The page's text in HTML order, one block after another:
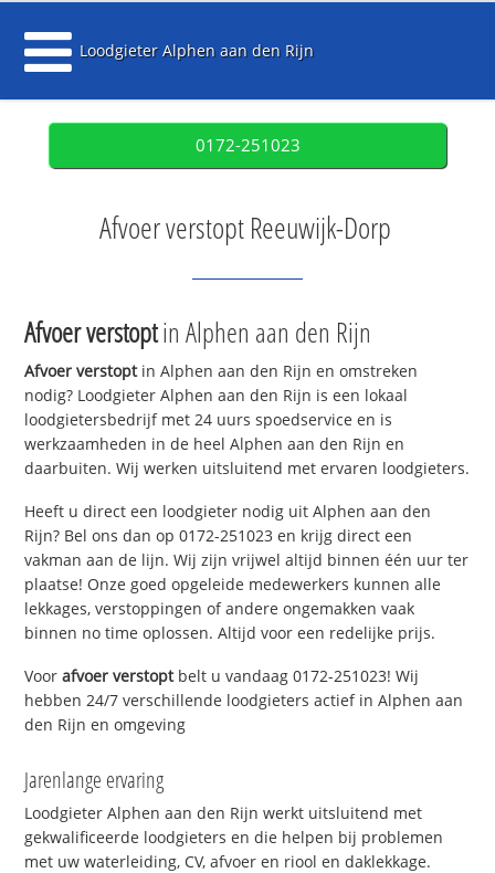
Loodgieter Alphen aan den Rijn
0172-251023
Afvoer verstopt Reeuwijk-Dorp
Afvoer verstoptin Alphen aan den Rijn
Afvoer verstoptin Alphen aan den Rijn en omstreken
nodig? Loodgieter Alphen aan den Rijn is een lokaal
loodgietersbedrijf met 24 uurs spoedservice en is
werkzaamheden in de heel Alphen aan den Rijn en
daarbuiten. Wij werken uitsluitend met ervaren loodgieters.
Heeft u direct een loodgieter nodig uit Alphen aan den
Rijn? Bel ons dan op 0172-251023 en krijg direct een
vakman aan de lijn. Wij zijn vrijwel altijd binnen één uur ter
plaatse! Onze goed opgeleide medewerkers kunnen alle
lekkages, verstoppingen of andere ongemakken vaak
binnen no time oplossen. Altijd voor een redelijke prijs.
Voorafvoer verstoptbelt u vandaag 0172-251023! Wij
hebben 24/7 verschillende loodgieters actief in Alphen aan
den Rijn en omgeving
Jarenlange ervaring
Loodgieter Alphen aan den Rijn werkt uitsluitend met
gekwalificeerde loodgieters en die helpen bij problemen
met uw waterleiding, CV, afvoer en riool en daklekkage.